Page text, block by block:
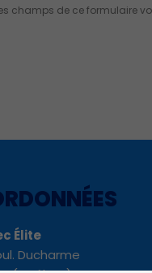
champs de ce formulaire
Élite
Ducharme